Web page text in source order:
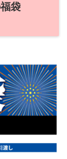
福袋